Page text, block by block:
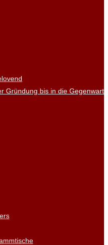
Gründung bis in die Gegenwart